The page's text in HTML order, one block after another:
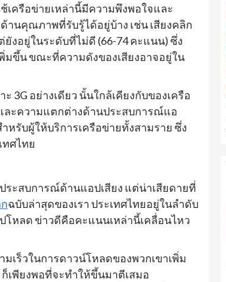
เครือข่ายเหล่านี้มีความพึงพอใจและ
นคุณภาพที่รับรู้ได้อยู่บ้าง เช่น เสียงคลิก
ยังอยู่ในระดับที่ไม่ดี (66-74 คะแนน) ซึ่ง
มขึ้น ขณะที่ความดังของเสียงอาจอยู่ใน
อย่างเดียว นั้นใกล้เคียงกับของเครือ
ละความแตกต่างด้านประสบการณ์แอ
หรับผู้ให้บริการเครือข่ายทั้งสามราย ซึ่ง
ทศไทย
ระสบการณ์ด้านแอปเสียง แต่น่าเสียดายที่
ฉบับล่าสุดของเรา ประเทศไทยอยู่ในลำดับ
โหลด ข่าวดีคือคะแนนเหล่านี้เคลื่อนไหว
เร็วในการดาวน์โหลดของพวกเขาเพิ่ม
เพียงพอที่จะทำให้ขึ้นมาตีเสมอ